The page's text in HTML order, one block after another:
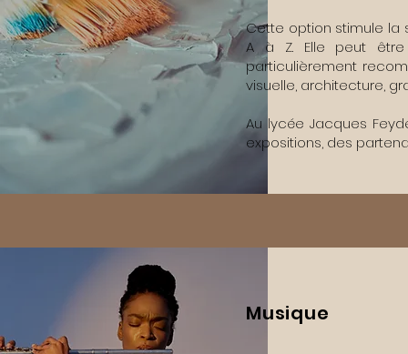
Cette option stimule la
A à Z. Elle peut être
particulièrement
visuelle, architecture,
Au lycée Jacques
expositions, des
Musique